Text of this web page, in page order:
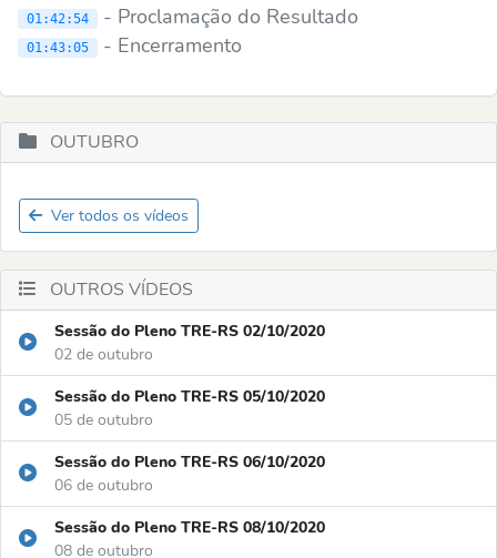
01:42:54 - Proclamação do Resultado
01:43:05 - Encerramento
OUTUBRO
Ver todos os vídeos
OUTROS VÍDEOS
Sessão do Pleno TRE-RS 02/10/2020
02 de outubro
Sessão do Pleno TRE-RS 05/10/2020
05 de outubro
Sessão do Pleno TRE-RS 06/10/2020
06 de outubro
Sessão do Pleno TRE-RS 08/10/2020
08 de outubro